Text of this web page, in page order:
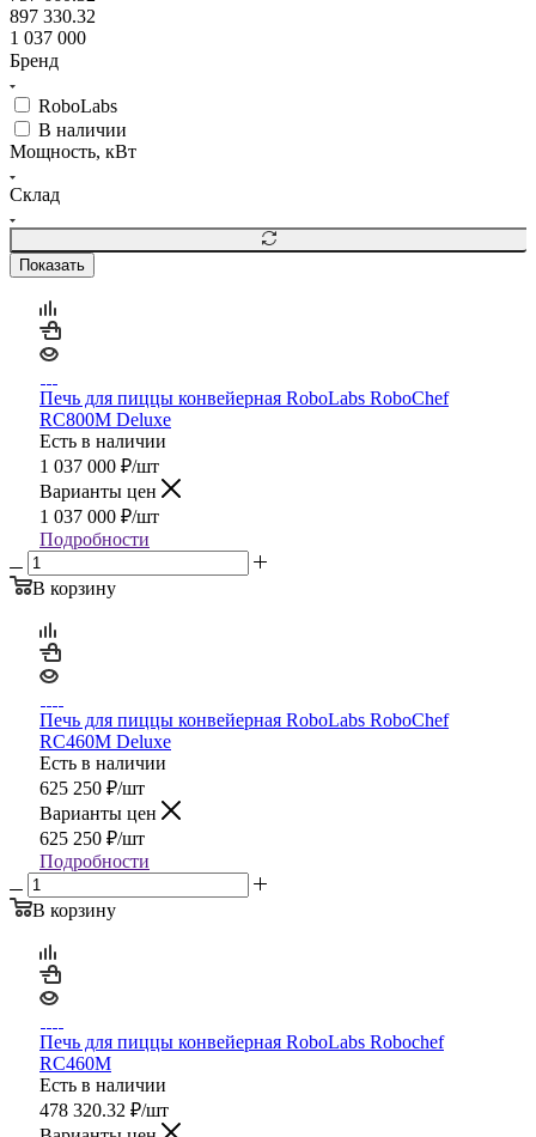
897 330.32
1 037 000
Бренд
RoboLabs
В наличии
Мощность, кВт
Склад
Показать
Печь для пиццы конвейерная RoboLabs RoboChef
RC800M Deluxe
Есть в наличии
1 037 000 ₽/шт
Варианты цен
1 037 000 ₽/шт
Подробности
В корзину
Печь для пиццы конвейерная RoboLabs RoboChef
RC460M Deluxe
Есть в наличии
625 250 ₽/шт
Варианты цен
625 250 ₽/шт
Подробности
В корзину
Печь для пиццы конвейерная RoboLabs Robochef
RC460M
Есть в наличии
478 320.32 ₽/шт